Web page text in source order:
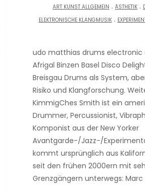
ART KUNST ALLGEMEIN . ÄSTHETIK .
ELEKTRONISCHE KLANGMUSIK.
udo matthias drums electronic
Afrigal Binzen Basel Disco
Breisgau Drums als System,
Risiko und Klangforschung.
KimmigChes Smith ist ein
Drummer, Percussionist,
Komponist aus der New Yorker
Avantgarde-/Jazz-/
kommt ursprünglich aus
seit den frühen 2000ern mit
Grenzgängern unterwegs: Marc